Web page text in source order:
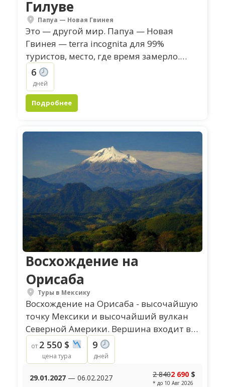
Гилуве
Папуа — Новая Гвинея
Это — другой мир. Папуа — Новая
Гвинея — terra incognita для 99%
туристов, место, где время замерло.
Этот тур — прямое путешествие к
цели. Вулкан Гилуве...
6
дней
Подробнее
Восхождение на
Орисаба
Туры в Мексику
Восхождение на Орисаба - высочайшую
точку Мексики и высочайший вулкан
Северной Америки. Вершина входит в
программу "Семь вулканов", а высота
вулкана Орисаба составляет 5636 м....
от 2 550 $
цена тура
9
дней
29.01.2027 — 06.02.2027 2 8402 690 $
* до 10 Авг 2026